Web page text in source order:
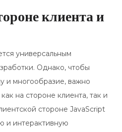
клиента и
универсальным
Однако, чтобы
и многообразие, важно
на стороне клиента, так и
стороне JavaScript
и интерактивную